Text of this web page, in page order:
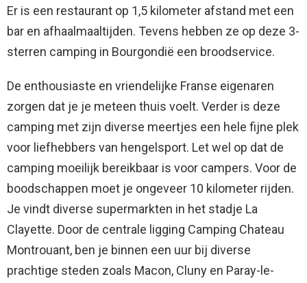
Er is een restaurant op 1,5 kilometer afstand met een
bar en afhaalmaaltijden. Tevens hebben ze op deze 3-
sterren camping in Bourgondië een broodservice.
De enthousiaste en vriendelijke Franse eigenaren
zorgen dat je je meteen thuis voelt. Verder is deze
camping met zijn diverse meertjes een hele fijne plek
voor liefhebbers van hengelsport. Let wel op dat de
camping moeilijk bereikbaar is voor campers. Voor de
boodschappen moet je ongeveer 10 kilometer rijden.
Je vindt diverse supermarkten in het stadje La
Clayette. Door de centrale ligging Camping Chateau
Montrouant, ben je binnen een uur bij diverse
prachtige steden zoals Macon, Cluny en Paray-le-